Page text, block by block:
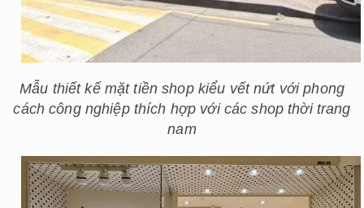
Mẫu thiết kế mặt tiền shop kiểu vết nứt với phong
cách công nghiệp thích hợp với các shop thời trang
nam